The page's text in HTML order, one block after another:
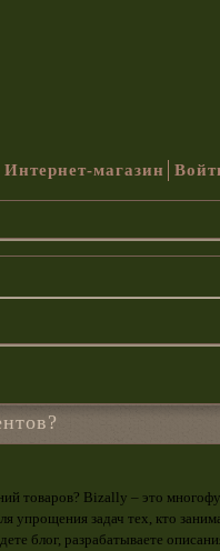
Интернет-магазин
товаров? Bizally – это
задач тех, кто
блог, разрабатываете